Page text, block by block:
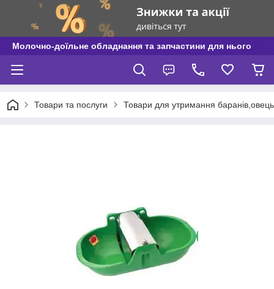
Молочно-доїльне обладнання та запчастини для нього
Товари та послуги Товари для утримання баранів,овець